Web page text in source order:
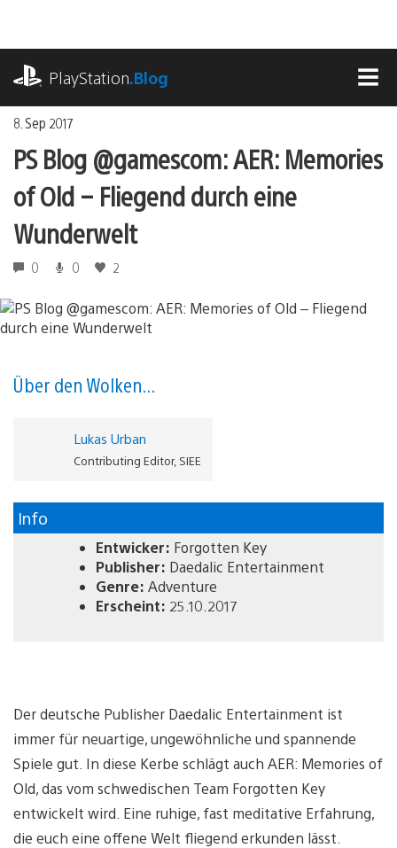
springen
PlayStation.Blog
8. Sep 2017
PS Blog @gamescom: AER: Memories
of Old – Fliegend durch eine
Wunderwelt
0 0 2
Über den Wolken...
Lukas Urban
Contributing Editor, SIEE
Info
Entwicker: Forgotten Key
Publisher: Daedalic Entertainment
Genre: Adventure
Erscheint: 25.10.2017
Der deutsche Publisher Daedalic Entertainment ist
immer für neuartige, ungewöhnliche und spannende
Spiele gut. In diese Kerbe schlägt auch AER: Memories of
Old, das vom schwedischen Team Forgotten Key
entwickelt wird. Eine ruhige, fast meditative Erfahrung,
die euch eine offene Welt fliegend erkunden lässt.